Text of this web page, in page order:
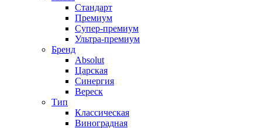
Стандарт
Премиум
Супер-премиум
Ультра-премиум
Бренд
Absolut
Царская
Синергия
Вереск
Тип
Классическая
Виноградная